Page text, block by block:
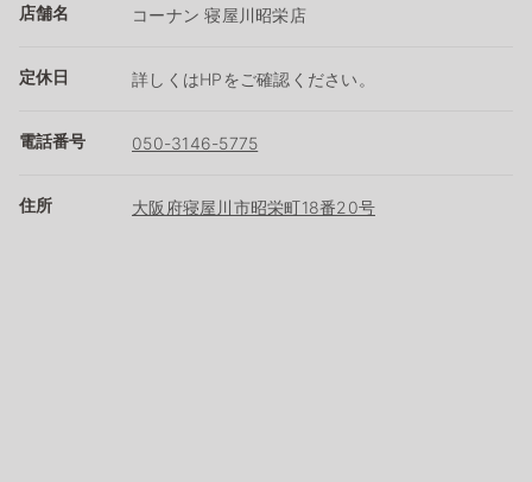
店舗名 コーナン 寝屋川昭栄店
定休日 詳しくはHPをご確認ください。
電話番号 050-3146-5775
住所 大阪府寝屋川市昭栄町18番20号